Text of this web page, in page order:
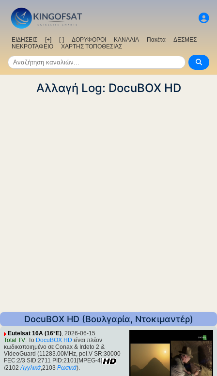
ΕΙΔΗΣΕΙΣ [+] [-] ΔΟΡΥΦΟΡΟΙ ΚΑΝΑΛΙΑ Πακέτα
ΔΕΣΜΕΣ
ΝΕΚΡΟΤΑΦΕΙΟ
ΧΑΡΤΗΣ ΤΟΠΟΘΕΣΙΑΣ
Αλλαγή Log: DocuBOX HD
DocuBOX HD (Βουλγαρία, Ντοκιμαντέρ)
Eutelsat 16A (16°E), 2026-06-15
Total TV: Το DocuBOX HD είναι πλέον
κωδικοποιημένο σε Conax & Irdeto 2 &
VideoGuard (11283.00MHz, pol.V SR:30000
FEC:2/3 SID:2711 PID:2101[MPEG-4]
/2102 Αγγλικά ,2103 Ρωσικά).